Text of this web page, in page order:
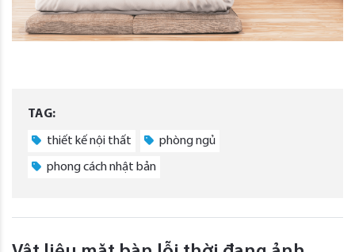
TAG:
thiết kế nội thất phòng ngủ
phong cách nhật bản